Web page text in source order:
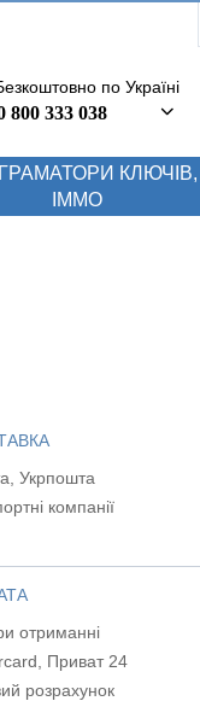
по Україні
800 333 038
КЛЮЧІВ,
ІММО
Укрпошта
компанії
отриманні
Приват 24
розрахунок